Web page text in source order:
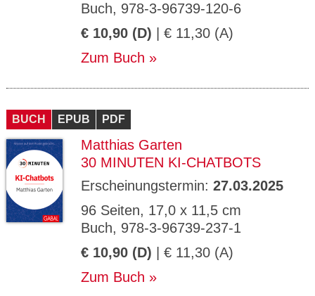
Buch, 978-3-96739-120-6
€ 10,90 (D) | € 11,30 (A)
Zum Buch
BUCH EPUB PDF
Matthias Garten
30 MINUTEN KI-CHATBOTS
Erscheinungstermin: 27.03.2025
96 Seiten, 17,0 x 11,5 cm
Buch, 978-3-96739-237-1
€ 10,90 (D) | € 11,30 (A)
Zum Buch